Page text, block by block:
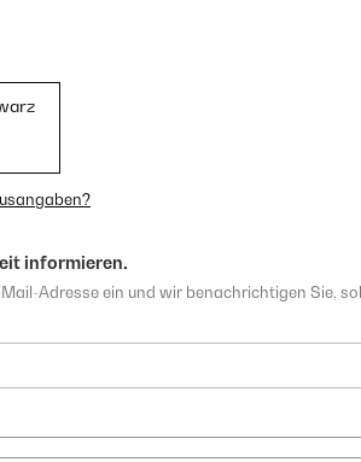
informieren.
Adresse ein und wir benachrichtigen Sie,